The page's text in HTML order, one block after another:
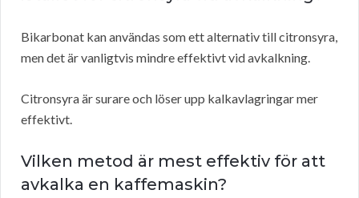
Bikarbonat kan användas som ett alternativ till citronsyra,
men det är vanligtvis mindre effektivt vid avkalkning.
Citronsyra är surare och löser upp kalkavlagringar mer
effektivt.
Vilken metod är mest effektiv för att
avkalka en kaffemaskin?